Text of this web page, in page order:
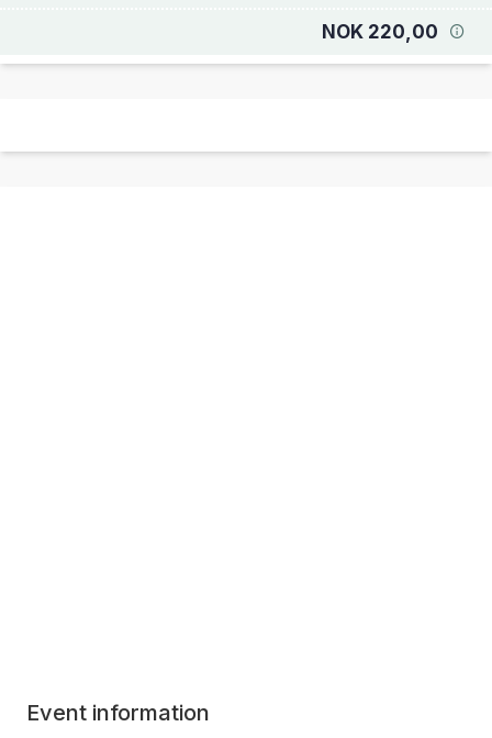
NOK 220,00
Event information